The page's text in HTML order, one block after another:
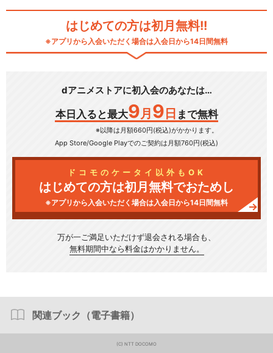
はじめての方は初月無料!!
※アプリから入会いただく場合は入会日から14日間無料
dアニメストアに初入会のあなたは…
本日入ると最大9 月 9 日 まで無料
※以降は月額660円(税込)がかかります。
App Store/Google Playでのご契約は月額760円(税込)
ドコモのケータイ以外もOK
はじめての方は初月無料でおためし
※アプリから入会いただく場合は入会日から14日間無料
万が一ご満足いただけず退会される場合も、
無料期間中なら料金はかかりません。
関連ブック（電子書籍）
(C) NTT DOCOMO